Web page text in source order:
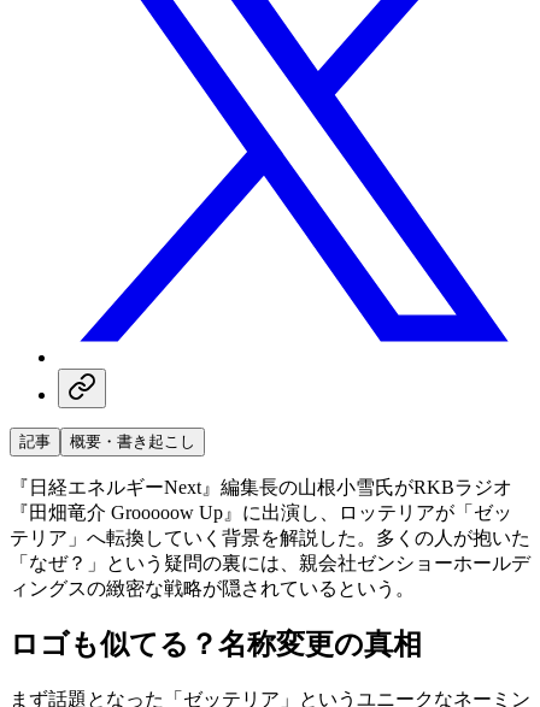
記事 概要・書き起こし
『日経エネルギーNext』編集長の山根小雪氏がRKBラジオ
『田畑竜介 Grooooow Up』に出演し、ロッテリアが「ゼッ
テリア」へ転換していく背景を解説した。多くの人が抱いた
「なぜ？」という疑問の裏には、親会社ゼンショーホールデ
ィングスの緻密な戦略が隠されているという。
ロゴも似てる？名称変更の真相
まず話題となった「ゼッテリア」というユニークなネーミン